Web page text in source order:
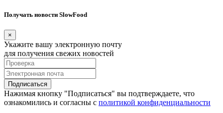
Получать новости SlowFood
×
Укажите вашу электронную почту
для получения свежих новостей
Подписаться
Нажимая кнопку "Подписаться" вы подтверждаете, что
ознакомились и согласны с политикой конфиденциальности